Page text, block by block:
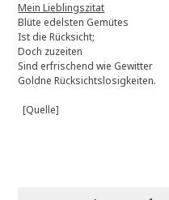
Mein Lieblingszitat
Blüte edelsten Gemütes
Ist die Rücksicht;
Doch zuzeiten
Sind erfrischend wie Gewitter
Goldne Rücksichtslosigkeiten.
[Quelle]